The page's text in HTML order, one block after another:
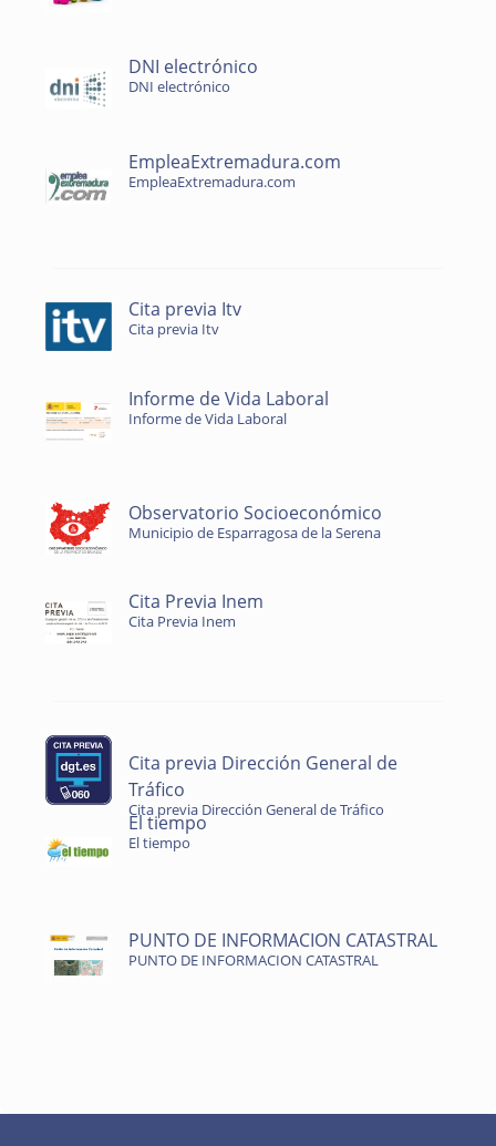
DNI electrónico
DNI electrónico
EmpleaExtremadura.com
EmpleaExtremadura.com
Cita previa Itv
Cita previa Itv
Informe de Vida Laboral
Informe de Vida Laboral
Observatorio Socioeconómico
Municipio de Esparragosa de la Serena
Cita Previa Inem
Cita Previa Inem
Cita previa Dirección General de
Tráfico
Cita previa Dirección General de Tráfico
El tiempo
El tiempo
PUNTO DE INFORMACION CATASTRAL
PUNTO DE INFORMACION CATASTRAL